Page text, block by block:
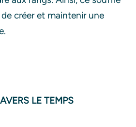
créer et maintenir une
LE TEMPS